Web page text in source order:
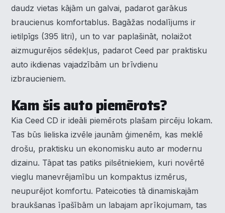
daudz vietas kājām un galvai, padarot garākus
braucienus komfortablus. Bagāžas nodalījums ir
ietilpīgs (395 litri), un to var paplašināt, nolaižot
aizmugurējos sēdekļus, padarot Ceed par praktisku
auto ikdienas vajadzībām un brīvdienu
izbraucieniem.
Kam šis auto piemērots?
Kia Ceed CD ir ideāli piemērots plašam pircēju lokam.
Tas būs lieliska izvēle jaunām ģimenēm, kas meklē
drošu, praktisku un ekonomisku auto ar modernu
dizainu. Tāpat tas patiks pilsētniekiem, kuri novērtē
vieglu manevrējamību un kompaktus izmērus,
neupurējot komfortu. Pateicoties tā dinamiskajām
braukšanas īpašībām un labajam aprīkojumam, tas